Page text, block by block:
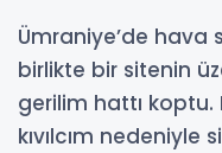
Ümraniye’de hava
birlikte bir sitenin
gerilim hattı
kıvılcım nedeniyle